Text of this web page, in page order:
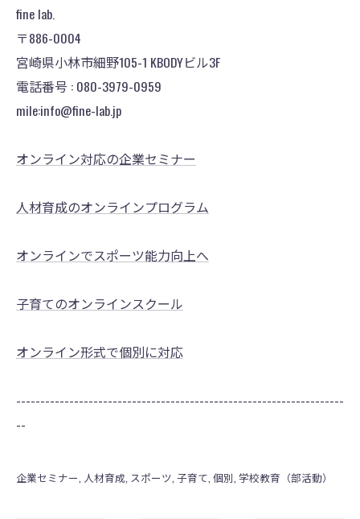
fine lab.
〒886-0004
宮崎県小林市細野105-1 KBODYビル3F
電話番号 : 080-3979-0959
mile:info@fine-lab.jp
オンライン対応の企業セミナー
人材育成のオンラインプログラム
オンラインでスポーツ能力向上へ
子育てのオンラインスクール
オンライン形式で個別に対応
--------------------------------------------------------------------
--
企業セミナー 人材育成 スポーツ 子育て 個別 学校教育（部活動）